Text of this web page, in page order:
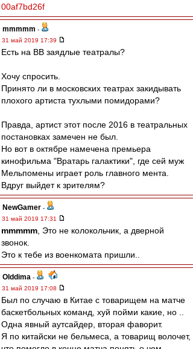
00af7bd26f
mmmmm -
31 май 2019 17:39
Есть на ВВ заядлые театралы?
Хочу спросить.
Принято ли в московских театрах закидывать
плохого артиста тухлыми помидорами?
Правда, артист этот после 2016 в театральных
постановках замечен не был.
Но вот в октябре намечена премьера
кинофильма "Вратарь галактики", где сей муж
Мельпомены играет роль главного мента.
Вдруг выйдет к зрителям?
NewGamer -
31 май 2019 17:31
mmmmm , Это не колокольчик, а дверной
звонок.
Это к тебе из военкомата пришли..
Olddima -
31 май 2019 17:08
Был по случаю в Китае с товарищем на матче
баскетбольных команд, хуй пойми какие, но ..
Одна явный аутсайдер, вторая фаворит.
Я по китайски не бельмеса, а товарищ волочет,